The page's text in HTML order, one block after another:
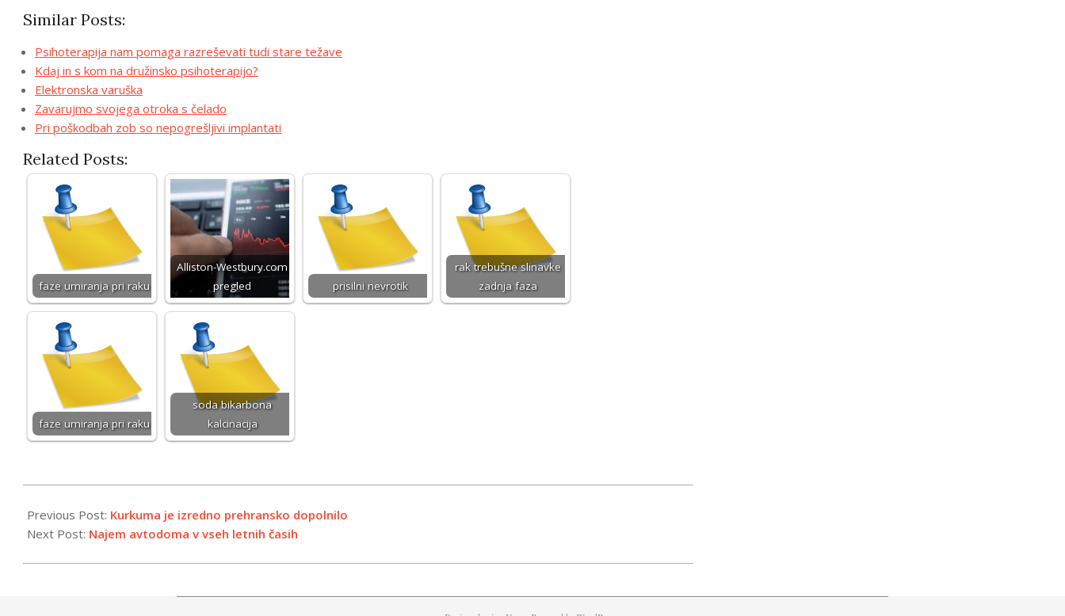
Similar Posts:
Psihoterapija nam pomaga razreševati tudi stare težave
Kdaj in s kom na družinsko psihoterapijo?
Elektronska varuška
Zavarujmo svojega otroka s čelado
Pri poškodbah zob so nepogrešljivi implantati
Related Posts:
faze umiranja pri raku
Alliston-Westbury.com
pregled
prisilni nevrotik
rak trebušne slinavke
zadnja faza
faze umiranja pri raku
soda bikarbona
kalcinacija
11-
14
Previous Post: Kurkuma je izredno prehransko dopolnilo
Next Post: Najem avtodoma v vseh letnih časih